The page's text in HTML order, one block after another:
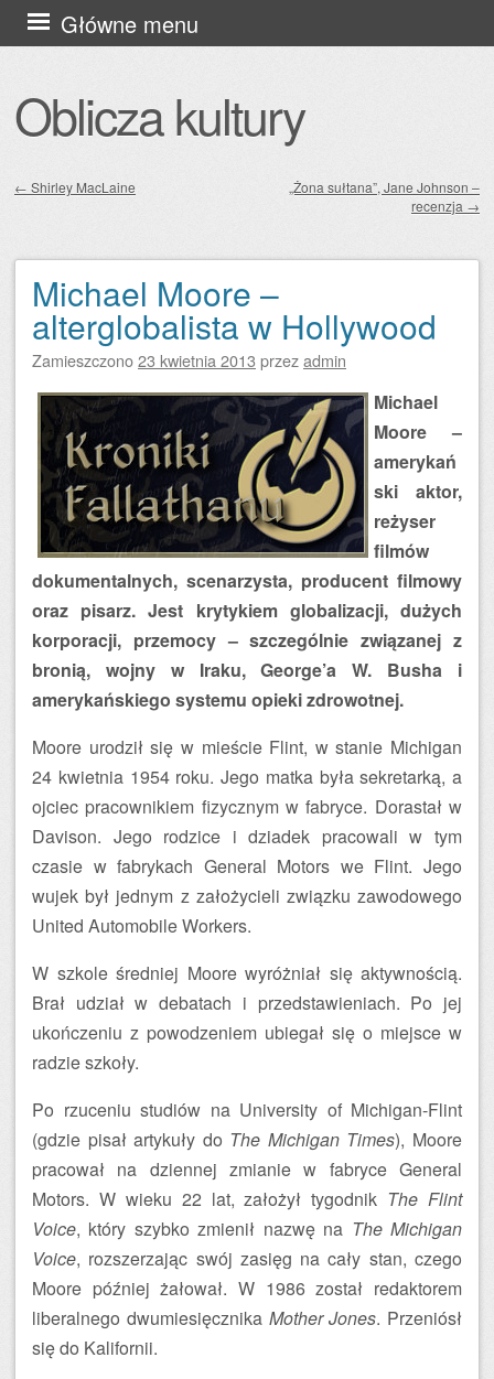
Oblicza kultury
Główne menu
Przejdź
do
← Shirley MacLaine
„Żona sułtana”, Jane Johnson –
recenzja →
Michael Moore –
alterglobalista w Hollywood
Zamieszczono23 kwietnia 2013 przezadmin
Michael
Moore –
amerykań
ski aktor,
reżyser
filmów
dokumentalnych, scenarzysta, producent filmowy
oraz pisarz. Jest krytykiem globalizacji, dużych
korporacji, przemocy – szczególnie związanej z
bronią, wojny w Iraku, George’a W. Busha i
amerykańskiego systemu opieki zdrowotnej.
Moore urodził się w mieście Flint, w stanie Michigan
24 kwietnia 1954 roku. Jego matka była sekretarką, a
ojciec pracownikiem fizycznym w fabryce. Dorastał w
Davison. Jego rodzice i dziadek pracowali w tym
czasie w fabrykach General Motors we Flint. Jego
wujek był jednym z założycieli związku zawodowego
United Automobile Workers.
W szkole średniej Moore wyróżniał się aktywnością.
Brał udział w debatach i przedstawieniach. Po jej
ukończeniu z powodzeniem ubiegał się o miejsce w
radzie szkoły.
Po rzuceniu studiów na University of Michigan-Flint
(gdzie pisał artykuły do The Michigan Times), Moore
pracował na dziennej zmianie w fabryce General
Motors. W wieku 22 lat, założył tygodnik The Flint
Voice, który szybko zmienił nazwę na The Michigan
Voice, rozszerzając swój zasięg na cały stan, czego
Moore później żałował. W 1986 został redaktorem
liberalnego dwumiesięcznika Mother Jones. Przeniósł
się do Kalifornii.